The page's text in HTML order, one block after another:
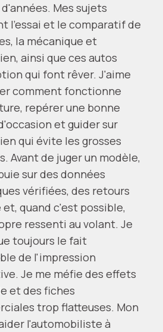
Mes sujets
l'essai et le comparatif de
la mécanique et
ainsi que ces autos
qui font rêver. J'aime
comment fonctionne
repérer une bonne
et guider sur
qui évite les grosses
Avant de juger un modèle,
sur des données
vérifiées, des retours
et, quand c'est possible,
ressenti au volant. Je
toujours le fait
de l'impression
Je me méfie des effets
et des fiches
trop flatteuses. Mon
l'automobiliste à